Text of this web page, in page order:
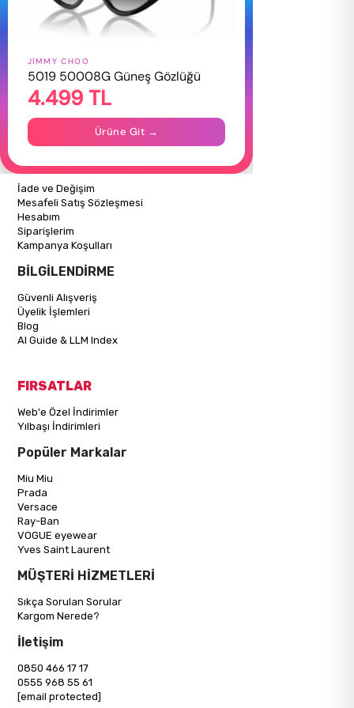
HAKKIMIZDA
Hakkımızda
Gizlilik Politikası
İletişim
ALIŞVERİŞ BİLGİLERİ
İade ve Değişim
Mesafeli Satış Sözleşmesi
Hesabım
Siparişlerim
Kampanya Koşulları
BİLGİLENDİRME
Güvenli Alışveriş
Üyelik İşlemleri
Blog
AI Guide & LLM Index
FIRSATLAR
Web'e Özel İndirimler
Yılbaşı İndirimleri
Popüler Markalar
Miu Miu
Prada
Versace
Ray-Ban
VOGUE eyewear
Yves Saint Laurent
MÜŞTERİ HİZMETLERİ
Sıkça Sorulan Sorular
Kargom Nerede?
İletişim
0850 466 17 17
0555 968 55 61
[email protected]
JIMMY CHOO
5019 50008G Güneş Gözlüğü
4.499 TL
Ürüne Git →